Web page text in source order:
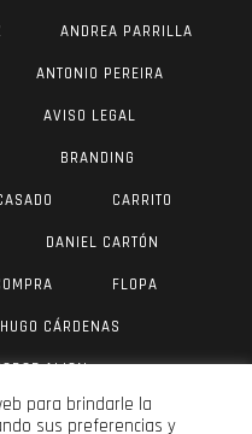
ANDREA PARRILLA
ANTONIO PEREIRA
AVISO LEGAL
BRANDING
CARRITO
DANIEL CARTÓN
FLOPA
HUGO CÁRDENAS
AIJON
YUS LAU DÍAZ
para brindarle la
sus preferencias y